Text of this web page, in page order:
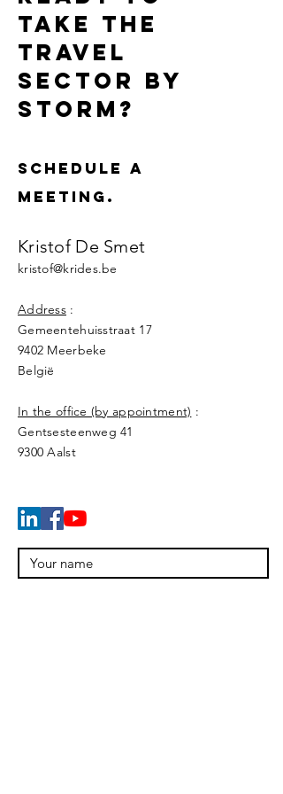
take the
travel
sector by
Storm?
schedule a
meeting.
Kristof De Smet
kristof@krides.be
Address:
Gemeentehuisstraat 17
9402 Meerbeke
België
In the office (by appointment) :
Gentsesteenweg 41
9300 Aalst